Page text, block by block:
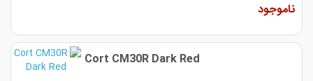
ناموجود
Cort CM30R Dark Red